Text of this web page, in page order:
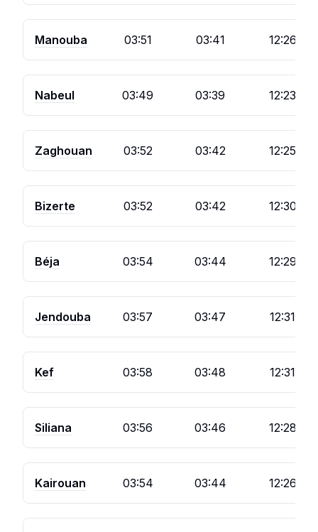
Manouba 03:51 03:41 12:26
Nabeul 03:49 03:39 12:23
Zaghouan 03:52 03:42 12:25
Bizerte 03:52 03:42 12:30
Béja 03:54 03:44 12:29
Jendouba 03:57 03:47 12:31
Kef 03:58 03:48 12:31
Siliana 03:56 03:46 12:28
Kairouan 03:54 03:44 12:26